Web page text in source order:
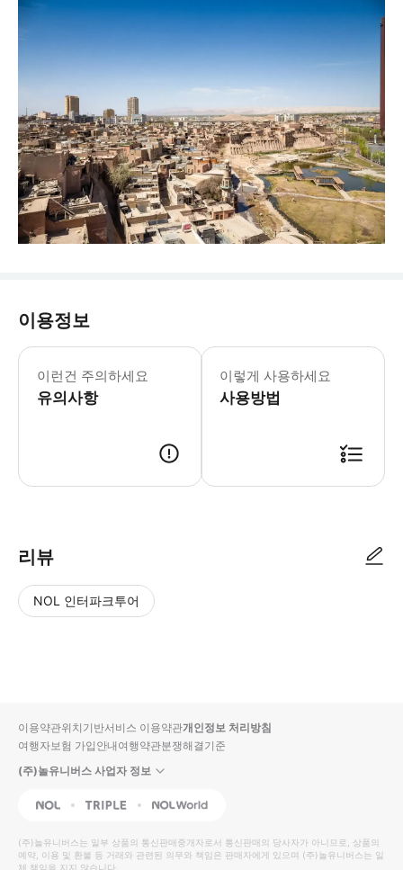
이용정보
이런건 주의하세요
유의사항
카슈가르 고대 도시는 신장에 위치하
이렇게 사용하세요
사용방법
리뷰
NOL 인터파크투어
입니
다.
높
은
동
영
순
상
이용약관위치기반서비스 이용약관개인정보 처리방침
여행자보험 가입안내여행약관분쟁해결기준
(주)놀유니버스 사업자 정보
NOL Triple Interpark Global
(주)놀유니버스는 일부 상품의 통신판매중개자로서 통신판매의 당사자가 아니므로, 상품의
예약, 이용 및 환불 등 거래와 관련된 의무와 책임은 판매자에게 있으며 (주)놀유니버스는 일
체 책임을 지지 않습니다.